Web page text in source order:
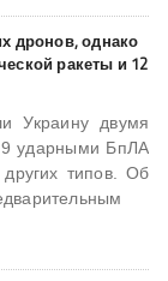
дронов, однако
ракеты и 12
Украину двумя
ударными БпЛА
типов. Об